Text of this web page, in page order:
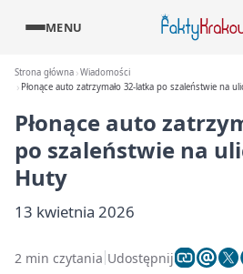
MENU
Strona główna Wiadomości
Płonące auto zatrzymało 32-latka po szaleństwie na
Płonące auto
po szaleństwie na
Huty
13 kwietnia 2026
2 min czytania Udostępnij